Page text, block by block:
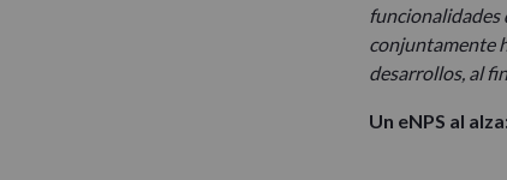
funcionalidades
conjuntamente
desarrollos, al
Un eNPS al alza: